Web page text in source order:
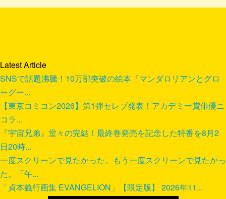
Latest Article
SNSで話題沸騰！10万部突破の絵本『マンダロリアンとグロ
ーグー...
【東京コミコン2026】第1弾セレブ発表！アカデミー賞俳優ニ
コラ...
『宇宙兄弟』堂々の完結！最終巻発売を記念した特番を8月2
日20時...
一度スクリーンで見たかった。もう一度スクリーンで見たかっ
た。「午...
「貞本義行画集 EVANGELION」【限定版】 2026年11...